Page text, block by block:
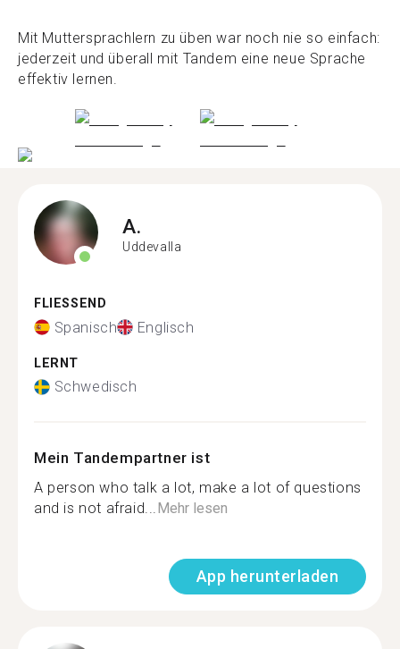
Mit Muttersprachlern zu üben war noch nie so einfach:
jederzeit und überall mit Tandem eine neue Sprache
effektiv lernen.
A.
Uddevalla
FLIESSEND
Spanisch Englisch
LERNT
Schwedisch
Mein Tandempartner ist
A person who talk a lot, make a lot of questions
and is not afraid...Mehr lesen
App herunterladen